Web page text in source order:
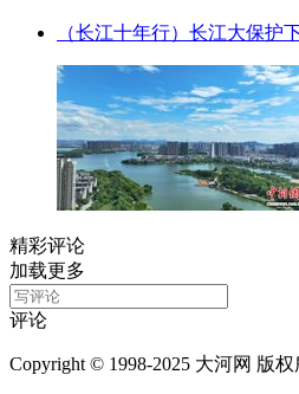
（长江十年行）长江大保护
精彩评论
加载更多
评论
Copyright © 1998-2025 大河网 版